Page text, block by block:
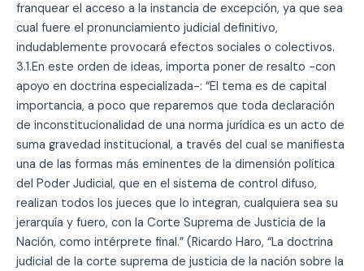
franquear el acceso a la instancia de excepción, ya que sea
cual fuere el pronunciamiento judicial definitivo,
indudablemente provocará efectos sociales o colectivos.
3.1.En este orden de ideas, importa poner de resalto -con
apoyo en doctrina especializada-: “El tema es de capital
importancia, a poco que reparemos que toda declaración
de inconstitucionalidad de una norma jurídica es un acto de
suma gravedad institucional, a través del cual se manifiesta
una de las formas más eminentes de la dimensión política
del Poder Judicial, que en el sistema de control difuso,
realizan todos los jueces que lo integran, cualquiera sea su
jerarquía y fuero, con la Corte Suprema de Justicia de la
Nación, como intérprete final.” (Ricardo Haro, “La doctrina
judicial de la corte suprema de justicia de la nación sobre la